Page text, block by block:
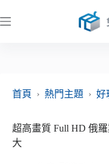
至
首頁
› 熱門主題 › 好
超高畫質 Full HD 俄
大